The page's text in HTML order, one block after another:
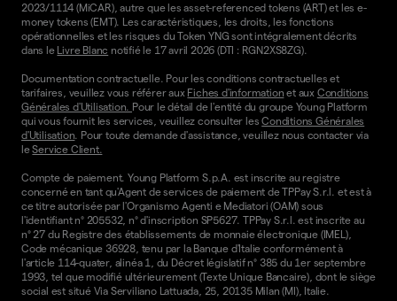
2023/1114 (MiCAR), autre que les asset-referenced tokens (ART) et les e-
money tokens (EMT). Les caractéristiques, les droits, les fonctions
opérationnelles et les risques du Token YNG sont intégralement décrits
dans le Livre Blanc notifié le 17 avril 2026 (DTI : RGN2XS8ZG).
Documentation contractuelle. Pour les conditions contractuelles et
tarifaires, veuillez vous référer aux Fiches d'information et aux Conditions
Générales d'Utilisation. Pour le détail de l'entité du groupe Young Platform
qui vous fournit les services, veuillez consulter lesConditions Générales
d'Utilisation. Pour toute demande d'assistance, veuillez nous contacter via
leService Client.
Compte de paiement. Young Platform S.p.A. est inscrite au registre
concerné en tant qu'Agent de services de paiement de TPPay S.r.l. et est à
ce titre autorisée par l'Organismo Agenti e Mediatori (OAM) sous
l'identifiant n° 205532, n° d'inscription SP5627. TPPay S.r.l. est inscrite au
n° 27 du Registre des établissements de monnaie électronique (IMEL),
Code mécanique 36928, tenu par la Banque d'Italie conformément à
l'article 114-quater, alinéa 1, du Décret législatif n° 385 du 1er septembre
1993, tel que modifié ultérieurement (Texte Unique Bancaire), dont le siège
social est situé Via Serviliano Lattuada, 25, 20135 Milan (MI), Italie.